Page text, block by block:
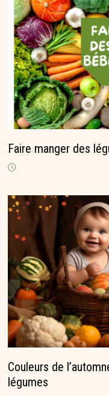
Faire manger des
Couleurs de
légumes